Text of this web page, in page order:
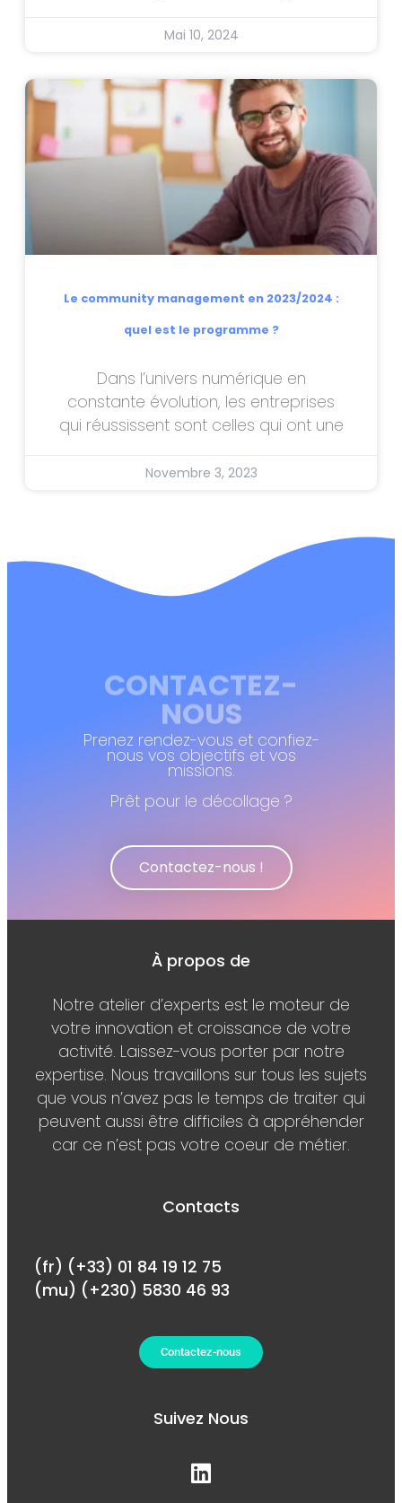
Mai 10, 2024
Le community management en 2023/2024 :
quel est le programme ?
Dans l’univers numérique en
constante évolution, les entreprises
qui réussissent sont celles qui ont une
Novembre 3, 2023
CONTACTEZ-
NOUS
Prenez rendez-vous et confiez-
nous vos objectifs et vos
missions.
Prêt pour le décollage ?
Contactez-nous !
À propos de
Notre atelier d’experts est le moteur de
votre innovation et croissance de votre
activité. Laissez-vous porter par notre
expertise. Nous travaillons sur tous les sujets
que vous n’avez pas le temps de traiter qui
peuvent aussi être difficiles à appréhender
car ce n’est pas votre coeur de métier.
Contacts
(fr) (+33) 01 84 19 12 75
(mu) (+230) 5830 46 93
Contactez-nous
Suivez Nous